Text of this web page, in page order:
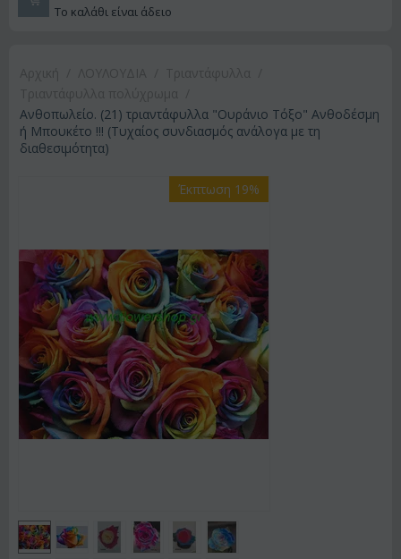
Το καλάθι είναι άδειο
Ανθοπωλείο. (21) τριαντάφυλλα "Ουράνιο Τόξο" Ανθοδέσμη
ή Μπουκέτο !!! (Τυχαίος συνδιασμός ανάλογα με τη
διαθεσιμότητα)
Έκπτωση 19%